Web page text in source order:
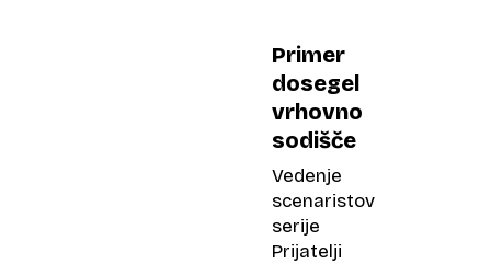
telovadba
Primer
dosegel
vrhovno
sodišče
Vedenje
scenaristov
serije
Prijatelji